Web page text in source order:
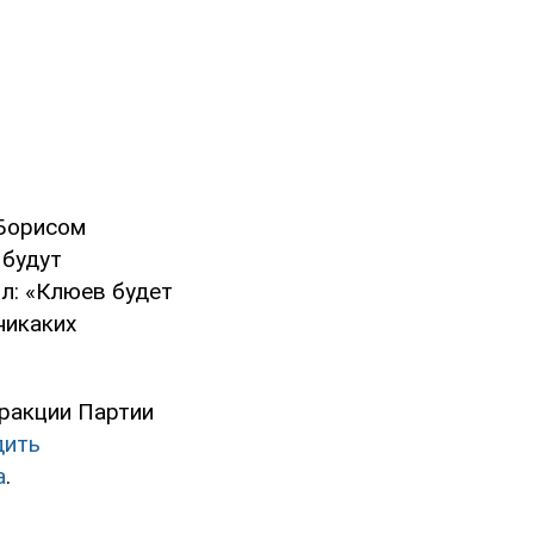
«Клюев будет
Партии
.